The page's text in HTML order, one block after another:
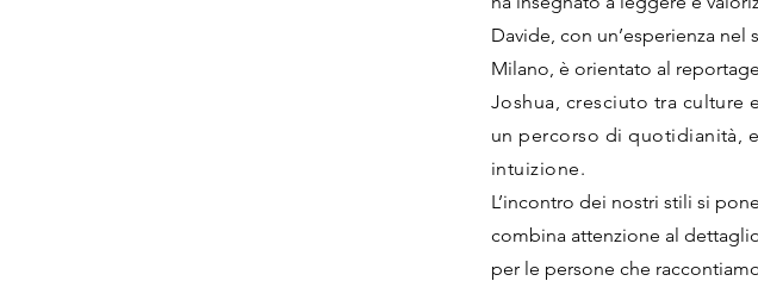
Davide, con un’esperienza
Milano, è orientato al
Joshua, cresciuto tra culture
un percorso di quotidianità,
intuizione.
L’incontro dei nostri stili si
combina attenzione al
per le persone che